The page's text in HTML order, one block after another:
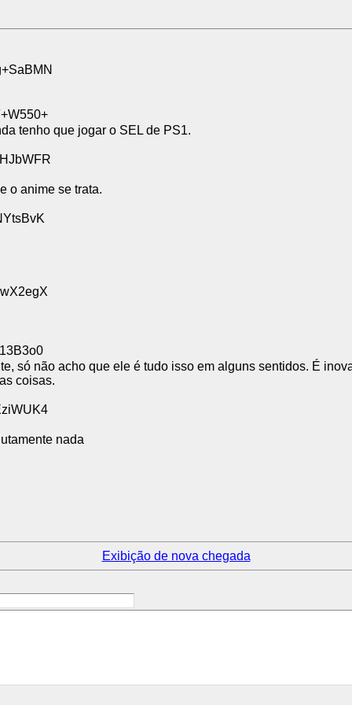
tenho que jogar o SEL de PS1.
o anime se trata.
só não acho que ele é tudo isso em alguns sentidos. É
coisas.
nada
Exibição de nova chegada